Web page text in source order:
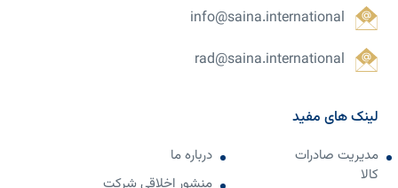
info@saina.international
rad@saina.international
لینک های مفید
مدیریت صادرات
کالا
درباره ما